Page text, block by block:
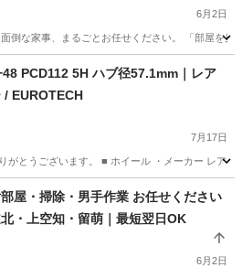
6月2日
倒な家事、まるごとお任せください。 「部屋を
PCD112 5H ハブ径57.1mm｜レア
/ EUROTECH
7月17日
がとうございます。 ■ ホイール ・メーカー レア
イール レアマイスター
屋・掃除・男手作業 お任せください
北・上空知・留萌｜最短翌日OK
6月2日